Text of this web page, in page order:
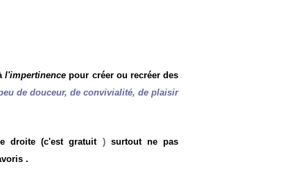
l'impertinence pour créer ou recréer des
de douceur, de convivialité, de plaisir
droite (c'est gratuit) surtout ne pas
.